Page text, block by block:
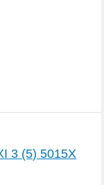
3 (5) 5015X